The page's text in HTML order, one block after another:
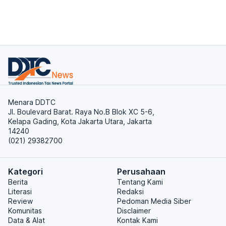
Menara DDTC
Jl. Boulevard Barat. Raya No.B Blok XC 5-6,
Kelapa Gading, Kota Jakarta Utara, Jakarta
14240
(021) 29382700
Kategori
Berita
Literasi
Review
Komunitas
Data & Alat
Perusahaan
Tentang Kami
Redaksi
Pedoman Media Siber
Disclaimer
Kontak Kami